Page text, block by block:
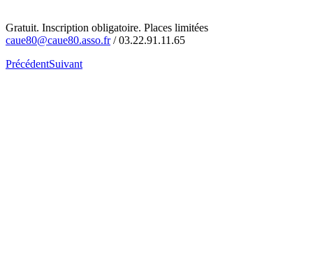
Gratuit. Inscription obligatoire. Places limitées
caue80@caue80.asso.fr/ 03.22.91.11.65
PrécédentSuivant